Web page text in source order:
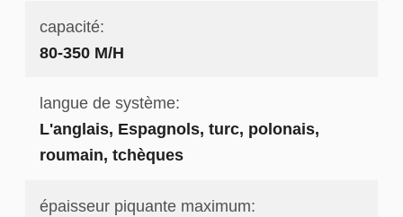
capacité:
80-350 M/H
langue de système:
L'anglais, Espagnols, turc, polonais,
roumain, tchèques
épaisseur piquante maximum: